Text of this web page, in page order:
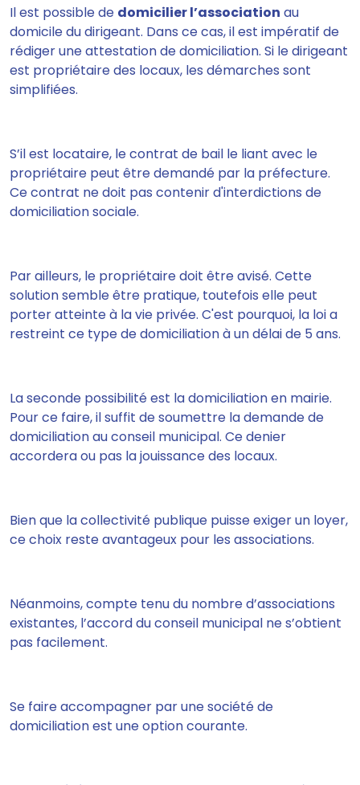
Il est possible de domicilier l’association au
domicile du dirigeant. Dans ce cas, il est impératif de
rédiger une attestation de domiciliation. Si le dirigeant
est propriétaire des locaux, les démarches sont
simplifiées.
S’il est locataire, le contrat de bail le liant avec le
propriétaire peut être demandé par la préfecture.
Ce contrat ne doit pas contenir d'interdictions de
domiciliation sociale.
Par ailleurs, le propriétaire doit être avisé. Cette
solution semble être pratique, toutefois elle peut
porter atteinte à la vie privée. C'est pourquoi, la loi a
restreint ce type de domiciliation à un délai de 5 ans.
La seconde possibilité est la domiciliation en mairie.
Pour ce faire, il suffit desoumettre la demande de
domiciliation au conseil municipal. Ce denier
accordera ou pas la jouissance des locaux.
Bien que la collectivité publique puisse exiger un loyer,
ce choix reste avantageux pour les associations.
Néanmoins, compte tenu du nombre d’associations
existantes, l’accord du conseil municipal ne s’obtient
pas facilement.
Se faire accompagner par une société de
domiciliation est une option courante.